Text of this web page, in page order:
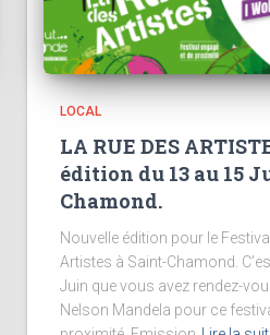
LOCAL
LA RUE DES
édition du 13 au 15
Chamond.
Nouvelle édition pour le
Artistes à Saint-Chamond.
Juin que vous avez rendez-
Nelson Mandela pour ce